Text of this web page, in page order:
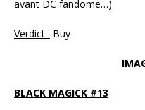
avant DC fandome…)
Verdict : Buy
BLACK MAGICK #13